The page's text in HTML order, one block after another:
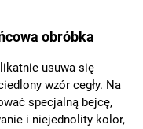
obróbka
usuwa się
wzór cegły. Na
specjalną bejcę,
i niejednolity kolor,